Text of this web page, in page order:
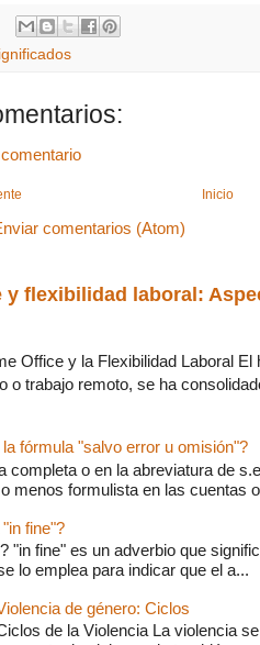
Inicio
comentarios (Atom)
y flexibilidad laboral:
Office y la Flexibilidad Laboral
o trabajo remoto, se ha
fórmula "salvo error u omisión"?
completa o en la abreviatura de
menos formulista en las cuentas
fine"?
"in fine" es un adverbio que
lo emplea para indicar que el a...
de género: Ciclos
de la Violencia La violencia